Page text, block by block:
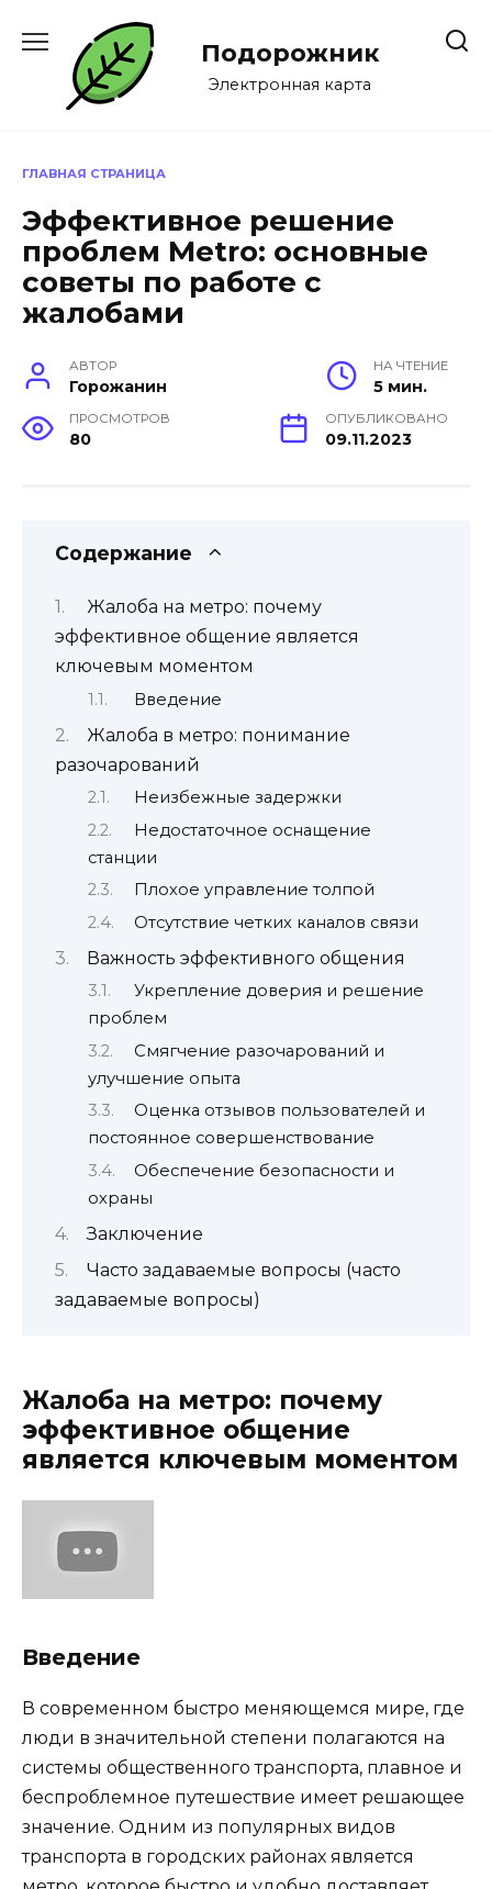
содержанию
Подорожник
Электронная карта
ГЛАВНАЯ СТРАНИЦА
Эффективное решение
проблем Metro: основные
советы по работе с
жалобами
АВТОР
Горожанин
НА ЧТЕНИЕ
5 мин.
ПРОСМОТРОВ
80
ОПУБЛИКОВАНО
09.11.2023
Содержание
Жалоба на метро: почему
эффективное общение является
ключевым моментом
Введение
Жалоба в метро: понимание
разочарований
Неизбежные задержки
Недостаточное оснащение
станции
Плохое управление толпой
Отсутствие четких каналов связи
Важность эффективного общения
Укрепление доверия и решение
проблем
Смягчение разочарований и
улучшение опыта
Оценка отзывов пользователей и
постоянное совершенствование
Обеспечение безопасности и
охраны
Заключение
Часто задаваемые вопросы (часто
задаваемые вопросы)
Жалоба на метро: почему
эффективное общение
является ключевым моментом
Введение
В современном быстро меняющемся мире, где
люди в значительной степени полагаются на
системы общественного транспорта, плавное и
беспроблемное путешествие имеет решающее
значение. Одним из популярных видов
транспорта в городских районах является